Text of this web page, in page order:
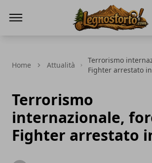
Home Attualità
Terrorismo
Fighter arrestato
Terrorismo
internazionale,
Fighter arrestato